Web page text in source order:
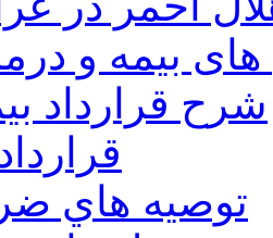
بیمه و
شرح قرارداد
توصيه هاي